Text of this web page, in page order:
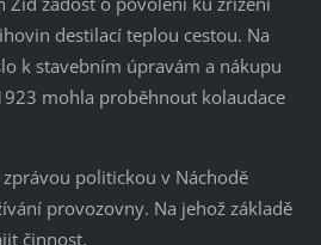
destilací teplou cestou. Na
k stavebním úpravám a nákupu
mohla proběhnout kolaudace
politickou v Náchodě
provozovny. Na jehož základě
činnost.